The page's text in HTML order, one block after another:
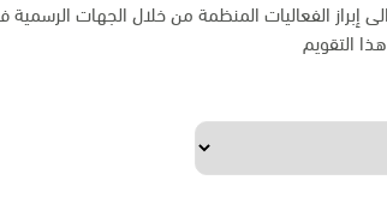
إبراز الفعاليات المنظمة من خلال الجهات
التقويم